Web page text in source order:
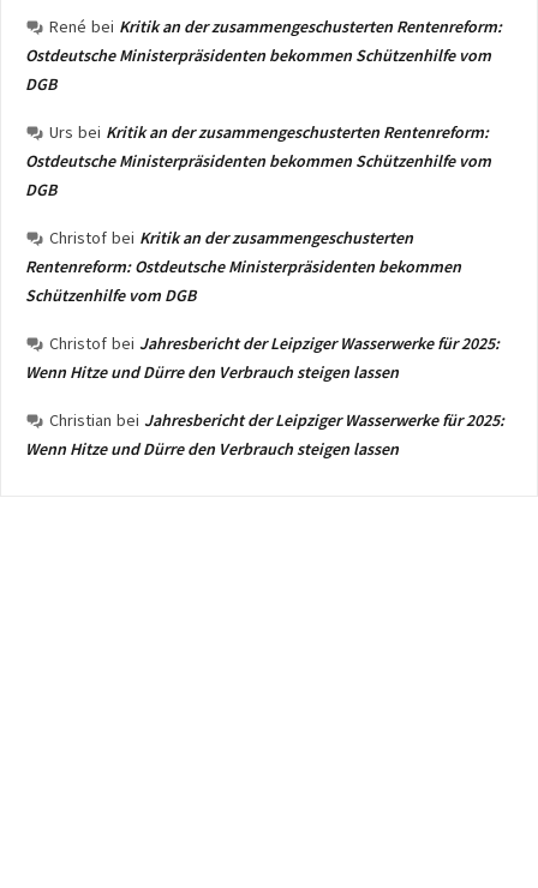
René bei Kritik an der zusammengeschusterten Rentenreform:
Ostdeutsche Ministerpräsidenten bekommen Schützenhilfe vom
DGB
Urs bei Kritik an der zusammengeschusterten Rentenreform:
Ostdeutsche Ministerpräsidenten bekommen Schützenhilfe vom
DGB
Christof bei Kritik an der zusammengeschusterten
Rentenreform: Ostdeutsche Ministerpräsidenten bekommen
Schützenhilfe vom DGB
Christof bei Jahresbericht der Leipziger Wasserwerke für 2025:
Wenn Hitze und Dürre den Verbrauch steigen lassen
Christian bei Jahresbericht der Leipziger Wasserwerke für 2025:
Wenn Hitze und Dürre den Verbrauch steigen lassen